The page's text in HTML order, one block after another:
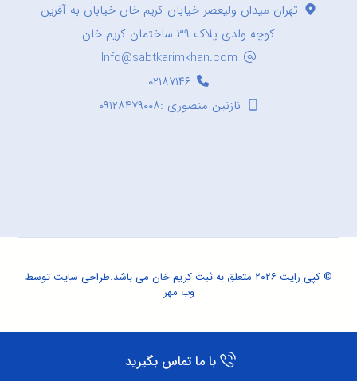
تهران میدان ولیعصر خیابان کریم خان خیابان به آفرین
کوچه ولدی پلاک ۳۹ ساختمان کریم خان
Info@sabtkarimkhan.com
۰۲۱۸۷۱۴۶
نازنین منصوری :۰۹۱۲۸۴۷۹۰۰۸
© کپی رایت ۲۰۲۶ متعلق به ثبت کریم خان می باشد. طراحی سایتتوسط
وب مهر
با ما تماس بگیرید